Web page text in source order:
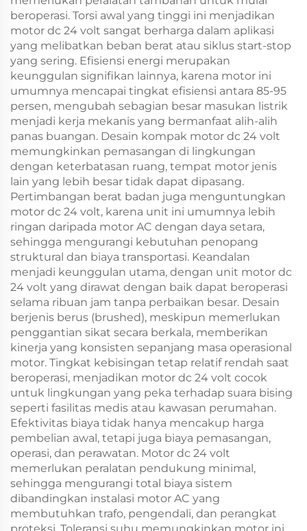
beroperasi. Torsi awal yang tinggi ini menjadikan
motor dc 24 volt sangat berharga dalam aplikasi
yang melibatkan beban berat atau siklus start-stop
yang sering. Efisiensi energi merupakan
keunggulan signifikan lainnya, karena motor ini
umumnya mencapai tingkat efisiensi antara 85-95
persen, mengubah sebagian besar masukan listrik
menjadi kerja mekanis yang bermanfaat alih-alih
panas buangan. Desain kompak motor dc 24 volt
memungkinkan pemasangan di lingkungan
dengan keterbatasan ruang, tempat motor jenis
lain yang lebih besar tidak dapat dipasang.
Pertimbangan berat badan juga menguntungkan
motor dc 24 volt, karena unit ini umumnya lebih
ringan daripada motor AC dengan daya setara,
sehingga mengurangi kebutuhan penopang
struktural dan biaya transportasi. Keandalan
menjadi keunggulan utama, dengan unit motor dc
24 volt yang dirawat dengan baik dapat beroperasi
selama ribuan jam tanpa perbaikan besar. Desain
berjenis berus (brushed), meskipun memerlukan
penggantian sikat secara berkala, memberikan
kinerja yang konsisten sepanjang masa operasional
motor. Tingkat kebisingan tetap relatif rendah saat
beroperasi, menjadikan motor dc 24 volt cocok
untuk lingkungan yang peka terhadap suara bising
seperti fasilitas medis atau kawasan perumahan.
Efektivitas biaya tidak hanya mencakup harga
pembelian awal, tetapi juga biaya pemasangan,
operasi, dan perawatan. Motor dc 24 volt
memerlukan peralatan pendukung minimal,
sehingga mengurangi total biaya sistem
dibandingkan instalasi motor AC yang
membutuhkan trafo, pengendali, dan perangkat